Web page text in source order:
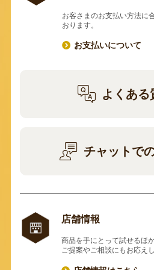
お客さまのお支払い方法に
おります。
お支払いについて
よくある
チャットで
店舗情報
商品を手にとって試せるほ
ご提案やご相談にもお応えし